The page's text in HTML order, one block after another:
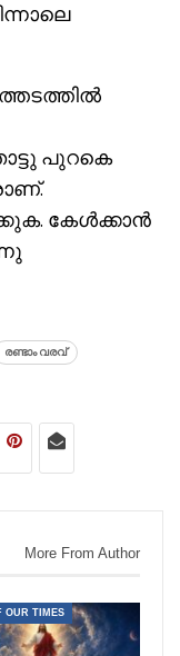
പുറകെ
കേൾക്കാൻ
രണ്ടാം വരവ്
More From Author
OUR TIMES